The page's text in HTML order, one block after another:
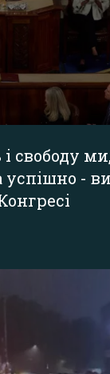
свободу
успішно -